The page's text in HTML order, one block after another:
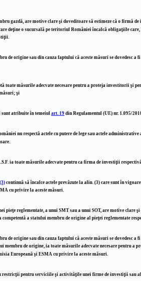
gazdă, are motive clare şi doveditoare să estimeze că o
deţine o sucursală pe teritoriul României încalcă obligaţiile
de origine sau din cauza faptului că aceste măsuri se
toate măsurile adecvate necesare pentru a proteja investitorii
şi
sunt atribuite în temeiulart. 19 din Regulamentul (UE) nr. 1.095/
nu respectă actele cu putere de lege sau actele
ia toate măsurile adecvate pentru ca firma de investiţii
continuă să încalce actele prevăzute la alin. (3) care sunt în
cu privire la aceste măsuri.
pieţe reglementate, a unui SMT sau a unui SOT, are motive
a statului membru de origine al pieţei reglementate
de origine sau din cauza faptului că aceste măsuri se
membru de origine, ia toate măsurile adecvate necesare
Europeană şi ESMA cu privire la aceste măsuri.
restricţii pentru serviciile şi activităţile unei firme de investiţii sau